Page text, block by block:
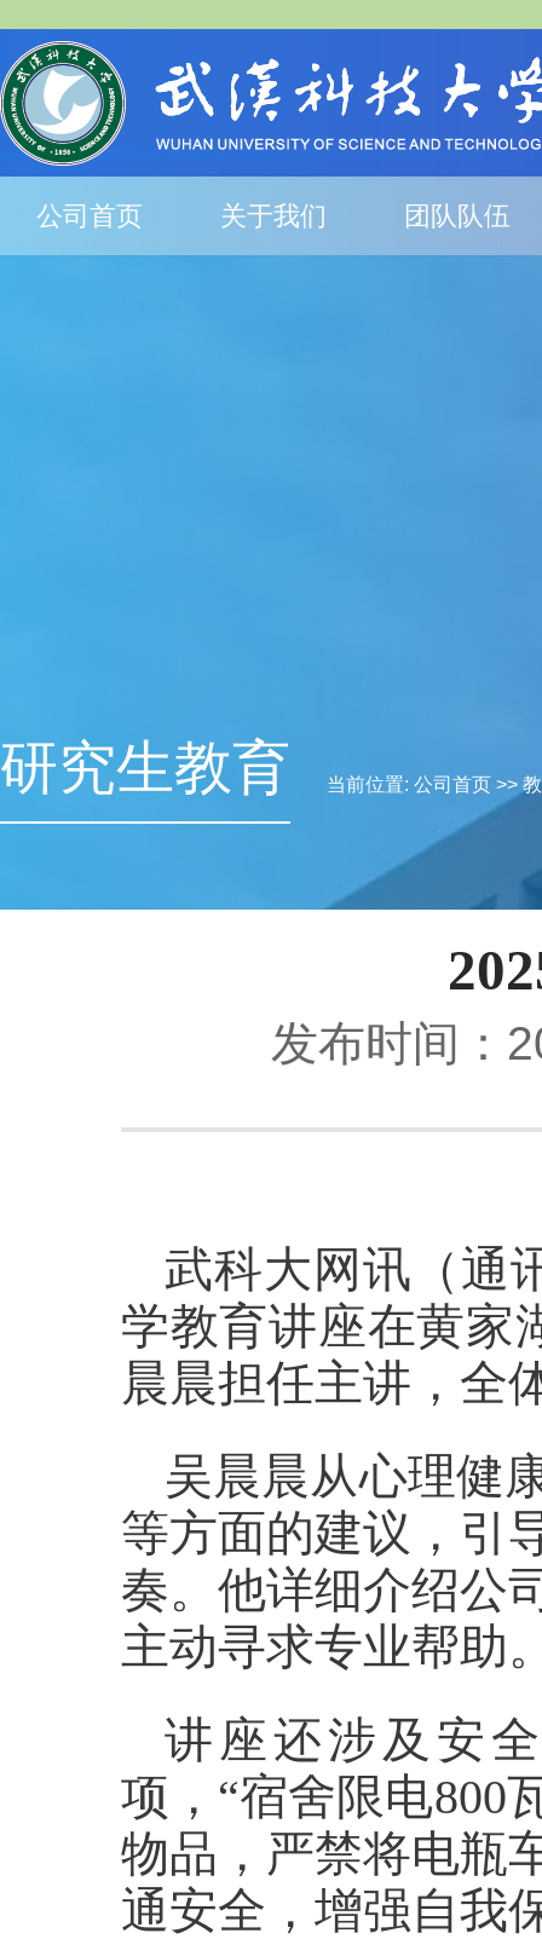
公司首页 关于我们 团队队伍
研究生教育 当前位置: 公司首页 >>
发布时间：
武科大网讯（通
学教育讲座在黄家
晨晨担任主讲，全
吴晨晨从心理健
等方面的建议，引
奏。他详细介绍公
主动寻求专业帮助
讲座还涉及安
项，“宿舍限电800
物品，严禁将电瓶
通安全，增强自我